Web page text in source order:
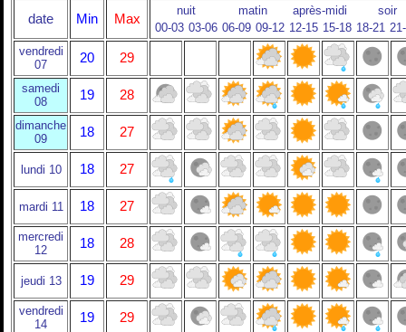
date Min Max
nuit matin après-midi
soir
00-03 03-06 06-09 09-12 12-15 15-18 18-21
vendredi
07
20 29
samedi
08
19 28
dimanche
09
18 27
lundi 10 18 27
mardi 11 18 27
mercredi
12
18 28
jeudi 13 19 29
vendredi
14
19 29